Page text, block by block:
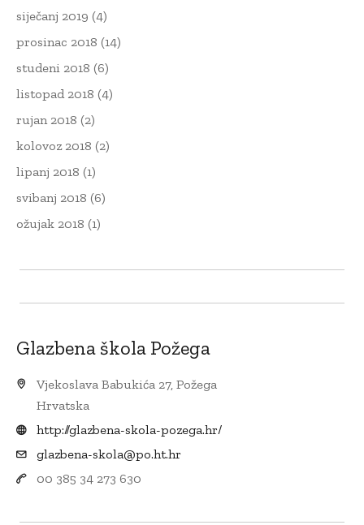
siječanj 2019 (4)
prosinac 2018 (14)
studeni 2018 (6)
listopad 2018 (4)
rujan 2018 (2)
kolovoz 2018 (2)
lipanj 2018 (1)
svibanj 2018 (6)
ožujak 2018 (1)
Glazbena škola Požega
Vjekoslava Babukića 27, Požega
Hrvatska
http://glazbena-skola-pozega.hr/
glazbena-skola@po.ht.hr
00 385 34 273 630